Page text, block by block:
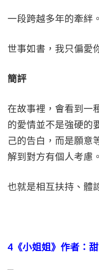
一段跨越多年的牽絆。
世事如書，我只偏愛
簡評
在故事裡，會看到一
的愛情並不是強硬的
己的告白，而是願意
解到對方有個人考慮。
也就是相互扶持、體
4 《小姐姐》作者：